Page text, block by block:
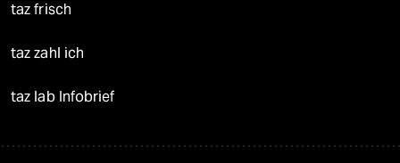
taz frisch
taz zahl ich
taz lab Infobrief